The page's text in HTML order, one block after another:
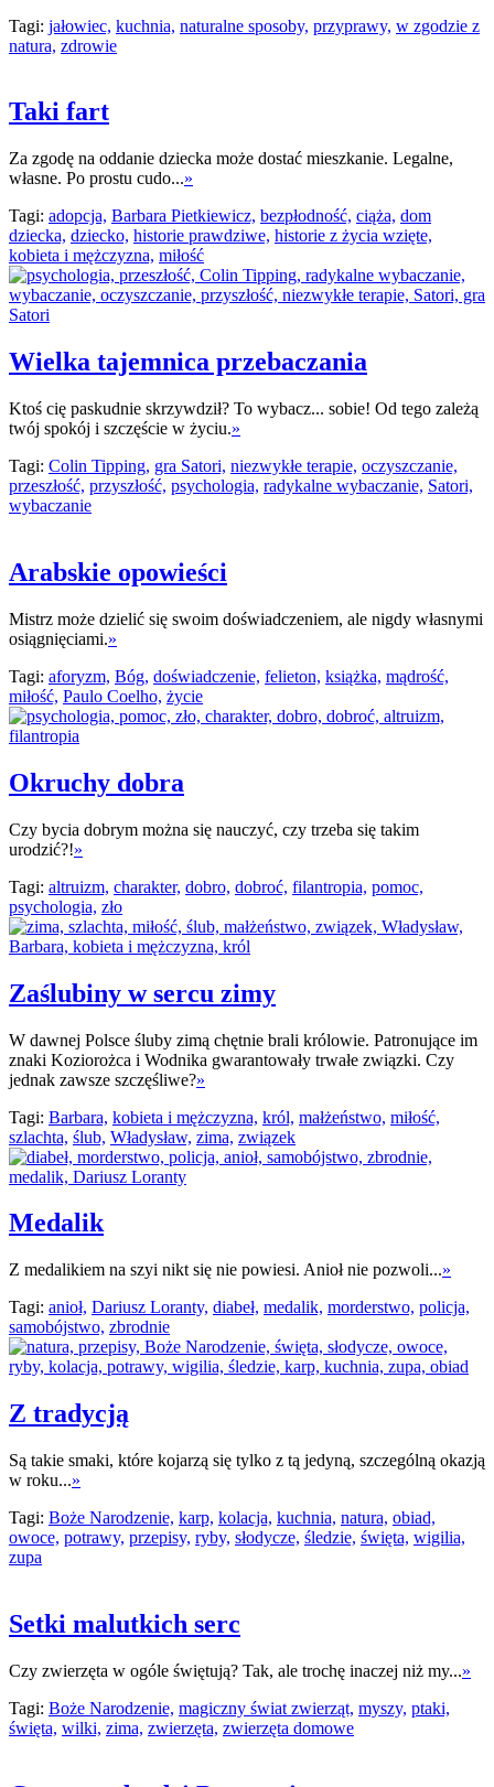
Tagi: jałowiec, kuchnia, naturalne sposoby, przyprawy, w zgodzie z
natura, zdrowie
Taki fart
Za zgodę na oddanie dziecka może dostać mieszkanie. Legalne,
własne. Po prostu cudo...»
Tagi: adopcja, Barbara Pietkiewicz, bezpłodność, ciąża, dom
dziecka, dziecko, historie prawdziwe, historie z życia wzięte,
kobieta i mężczyzna, miłość
Wielka tajemnica przebaczania
Ktoś cię paskudnie skrzywdził? To wybacz... sobie! Od tego zależą
twój spokój i szczęście w życiu.»
Tagi: Colin Tipping, gra Satori, niezwykłe terapie, oczyszczanie,
przeszłość, przyszłość, psychologia, radykalne wybaczanie, Satori,
wybaczanie
Arabskie opowieści
Mistrz może dzielić się swoim doświadczeniem, ale nigdy własnymi
osiągnięciami.»
Tagi: aforyzm, Bóg, doświadczenie, felieton, książka, mądrość,
miłość, Paulo Coelho, życie
Okruchy dobra
Czy bycia dobrym można się nauczyć, czy trzeba się takim
urodzić?!»
Tagi: altruizm, charakter, dobro, dobroć, filantropia, pomoc,
psychologia, zło
Zaślubiny w sercu zimy
W dawnej Polsce śluby zimą chętnie brali królowie. Patronujące im
znaki Koziorożca i Wodnika gwarantowały trwałe związki. Czy
jednak zawsze szczęśliwe?»
Tagi: Barbara, kobieta i mężczyzna, król, małżeństwo, miłość,
szlachta, ślub, Władysław, zima, związek
Medalik
Z medalikiem na szyi nikt się nie powiesi. Anioł nie pozwoli...»
Tagi: anioł, Dariusz Loranty, diabeł, medalik, morderstwo, policja,
samobójstwo, zbrodnie
Z tradycją
Są takie smaki, które kojarzą się tylko z tą jedyną, szczególną okazją
w roku...»
Tagi: Boże Narodzenie, karp, kolacja, kuchnia, natura, obiad,
owoce, potrawy, przepisy, ryby, słodycze, śledzie, święta, wigilia,
zupa
Setki malutkich serc
Czy zwierzęta w ogóle świętują? Tak, ale trochę inaczej niż my...»
Tagi: Boże Narodzenie, magiczny świat zwierząt, myszy, ptaki,
święta, wilki, zima, zwierzęta, zwierzęta domowe